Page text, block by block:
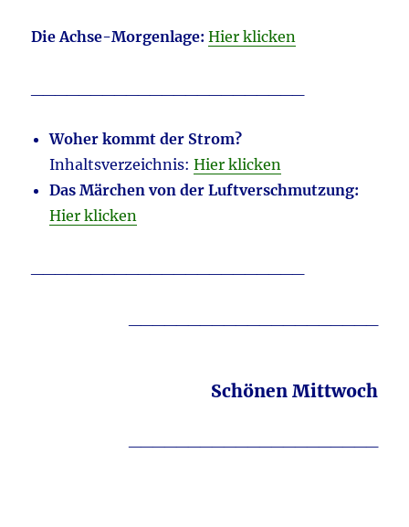
Die Achse-Morgenlage: Hier klicken
Woher kommt der Strom?
Inhaltsverzeichnis:Hier klicken
Das Märchen von der Luftverschmutzung:
Hier klicken
Schönen Mittwoch